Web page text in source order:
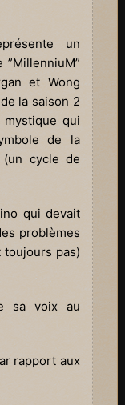
un
et Wong
la saison 2
mystique qui
de la
(un cycle de
qui devait
problèmes
toujours pas)
sa voix au
rapport aux